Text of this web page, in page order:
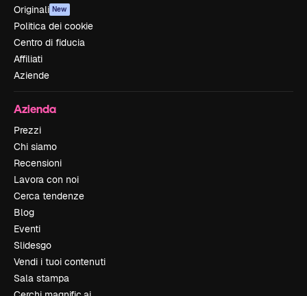
Originali New
Politica dei cookie
Centro di fiducia
Affiliati
Aziende
Azienda
Prezzi
Chi siamo
Recensioni
Lavora con noi
Cerca tendenze
Blog
Eventi
Slidesgo
Vendi i tuoi contenuti
Sala stampa